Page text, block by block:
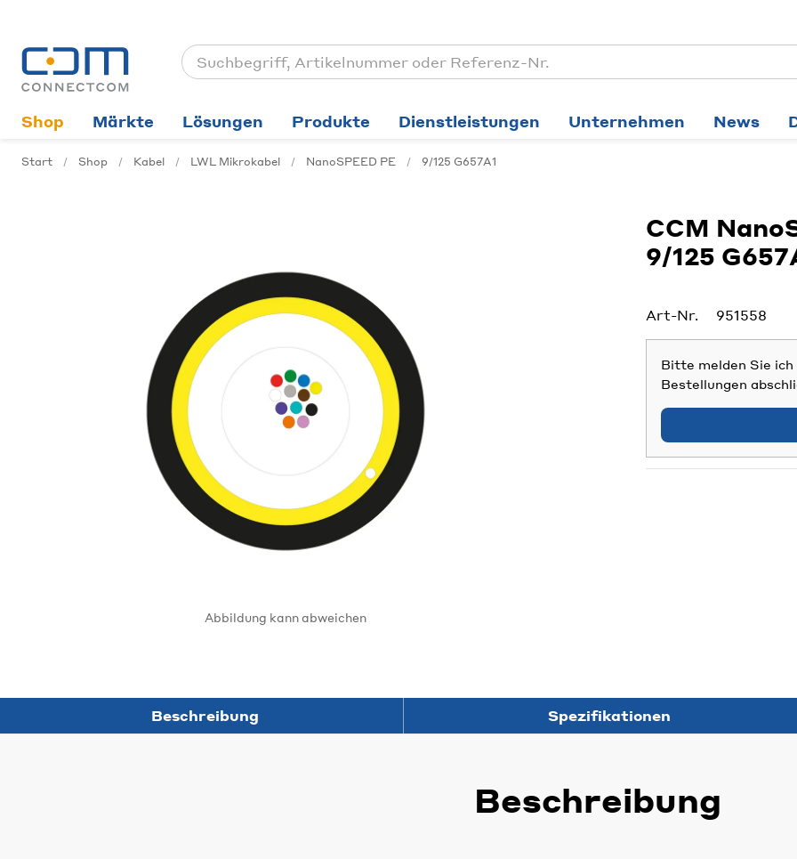
Shop Märkte Lösungen Produkte Dienstleistungen Unternehmen News
Start Shop Kabel LWL Mikrokabel NanoSPEED PE 9/125 G657A1
Abbildung kann abweichen
CCM
9/125
Bitte melden Sie ich
Bestellungen
Art-Nr. 951558
Beschreibung Spezifikationen
Beschreibung